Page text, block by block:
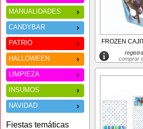
MANUALIDADES
CANDYBAR
PATRIO
HALLOWEEN
LIMPIEZA
INSUMOS
NAVIDAD
Fiestas temáticas
FROZEN
comprar